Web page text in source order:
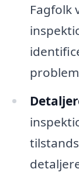
Fagfolk